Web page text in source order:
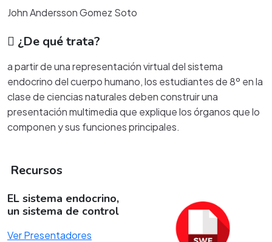
John Andersson Gomez Soto
¿De qué trata?
a partir de una representación virtual del sistema
endocrino del cuerpo humano, los estudiantes de 8º en la
clase de ciencias naturales deben construir una
presentación multimedia que explique los órganos que lo
componen y sus funciones principales.
Recursos
EL sistema endocrino,
un sistema de control
Ver Presentadores